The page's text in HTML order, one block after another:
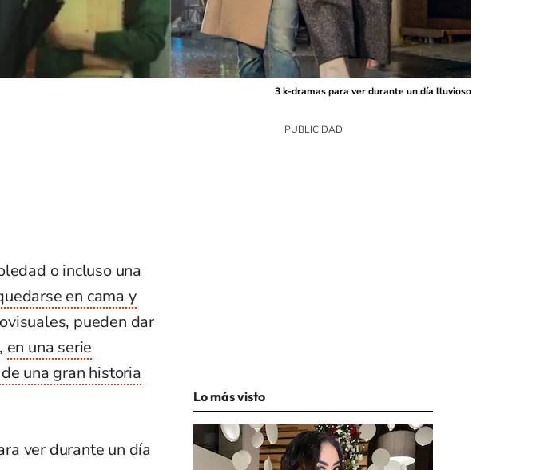
3 k-dramas para ver durante un día lluvioso
o incluso una
en cama y
pueden dar
en una serie
una gran historia
ver durante un día
Lo más visto